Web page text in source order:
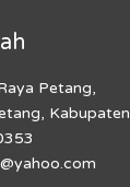
Petang,
Kabupaten